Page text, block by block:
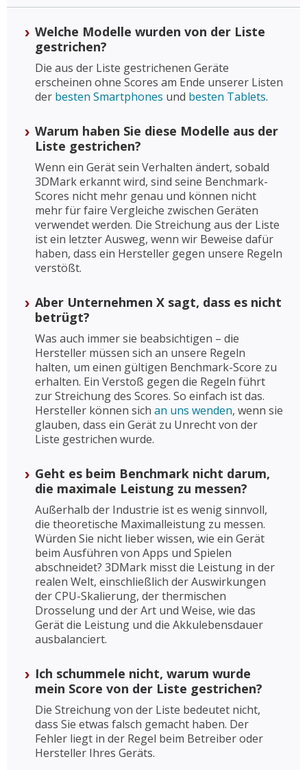
Welche Modelle wurden von der Liste
gestrichen?
Die aus der Liste gestrichenen Geräte
erscheinen ohne Scores am Ende unserer Listen
der besten Smartphones und besten Tablets.
Warum haben Sie diese Modelle aus der
Liste gestrichen?
Wenn ein Gerät sein Verhalten ändert, sobald
3DMark erkannt wird, sind seine Benchmark-
Scores nicht mehr genau und können nicht
mehr für faire Vergleiche zwischen Geräten
verwendet werden. Die Streichung aus der Liste
ist ein letzter Ausweg, wenn wir Beweise dafür
haben, dass ein Hersteller gegen unsere Regeln
verstößt.
Aber Unternehmen X sagt, dass es nicht
betrügt?
Was auch immer sie beabsichtigen – die
Hersteller müssen sich an unsere Regeln
halten, um einen gültigen Benchmark-Score zu
erhalten. Ein Verstoß gegen die Regeln führt
zur Streichung des Scores. So einfach ist das.
Hersteller können sich an uns wenden, wenn sie
glauben, dass ein Gerät zu Unrecht von der
Liste gestrichen wurde.
Geht es beim Benchmark nicht darum,
die maximale Leistung zu messen?
Außerhalb der Industrie ist es wenig sinnvoll,
die theoretische Maximalleistung zu messen.
Würden Sie nicht lieber wissen, wie ein Gerät
beim Ausführen von Apps und Spielen
abschneidet? 3DMark misst die Leistung in der
realen Welt, einschließlich der Auswirkungen
der CPU-Skalierung, der thermischen
Drosselung und der Art und Weise, wie das
Gerät die Leistung und die Akkulebensdauer
ausbalanciert.
Ich schummele nicht, warum wurde
mein Score von der Liste gestrichen?
Die Streichung von der Liste bedeutet nicht,
dass Sie etwas falsch gemacht haben. Der
Fehler liegt in der Regel beim Betreiber oder
Hersteller Ihres Geräts.